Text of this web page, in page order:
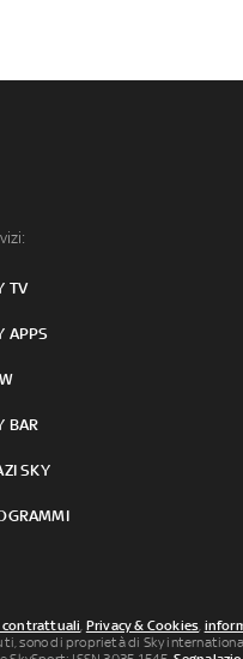
TV
APPS
BAR
SKY
contrattuali, Privacy & Cookies,
di proprietà di Sky